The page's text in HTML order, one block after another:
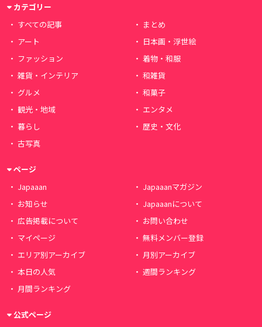
カテゴリー
すべての記事
まとめ
アート
日本画・浮世絵
ファッション
着物・和服
雑貨・インテリア
和雑貨
グルメ
和菓子
観光・地域
エンタメ
暮らし
歴史・文化
古写真
ページ
Japaaan
Japaaanマガジン
お知らせ
Japaaanについて
広告掲載について
お問い合わせ
マイページ
無料メンバー登録
エリア別アーカイブ
月別アーカイブ
本日の人気
週間ランキング
月間ランキング
公式ページ